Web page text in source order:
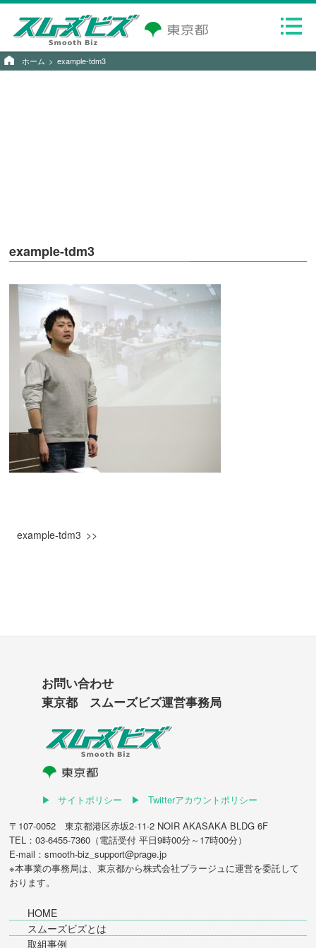
ホーム example-tdm3
example-tdm3
example-tdm3
お問い合わせ
東京都 スムーズビズ運営事務局
サイトポリシー
Twitterアカウントポリシー
〒107-0052 東京都港区赤坂2-11-2 NOIR AKASAKA BLDG 6F
TEL：03-6455-7360（電話受付 平日9時00分～17時00分）
E-mail：smooth-biz_support@prage.jp
※本事業の事務局は、東京都から株式会社プラージュに運営を委託して
おります。
HOME
スムーズビズとは
取組事例